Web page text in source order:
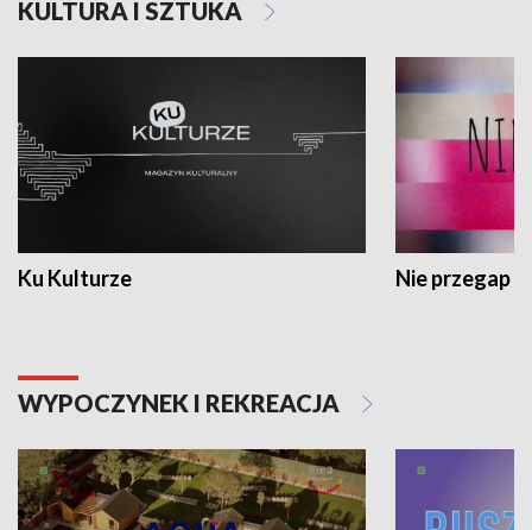
KULTURA I SZTUKA
Ku Kulturze Nie przegap
WYPOCZYNEK I REKREACJA